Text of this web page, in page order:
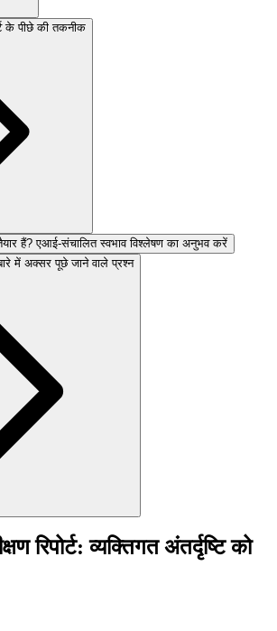
के पीछे की तकनीक
हैं? एआई-संचालित स्वभाव विश्लेषण का अनुभव करें
में अक्सर पूछे जाने वाले प्रश्न
रिपोर्ट: व्यक्तिगत अंतर्दृष्टि को